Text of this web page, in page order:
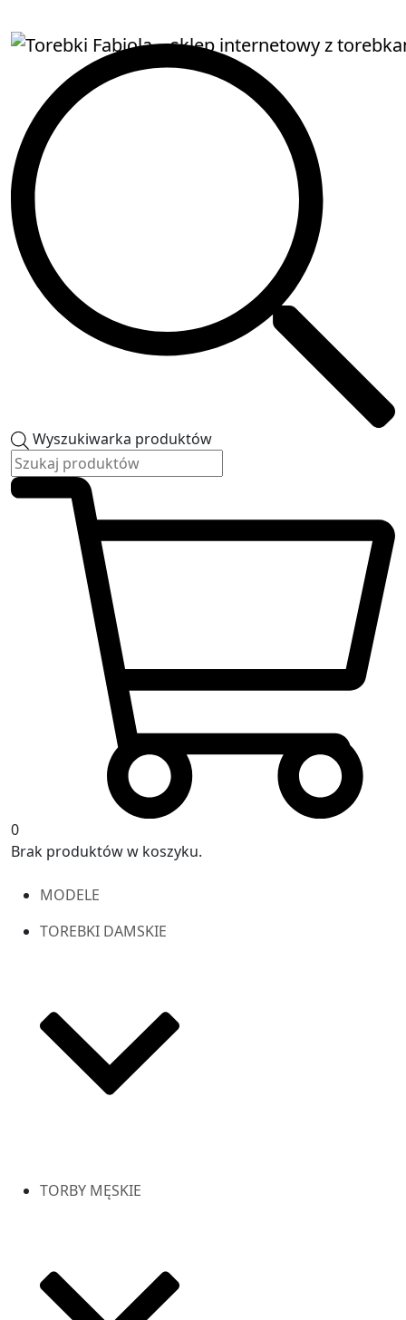
Wyszukiwarka produktów
0
Brak produktów w koszyku.
MODELE
TOREBKI DAMSKIE
TORBY MĘSKIE